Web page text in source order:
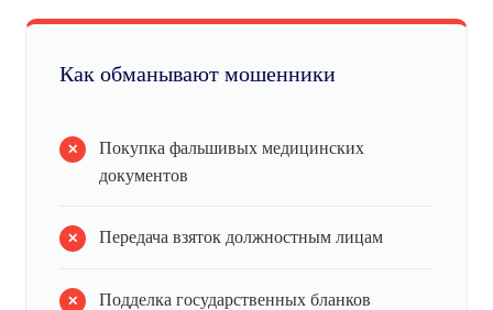
Как обманывают мошенники
Покупка фальшивых медицинских
документов
Передача взяток должностным лицам
Подделка государственных бланков